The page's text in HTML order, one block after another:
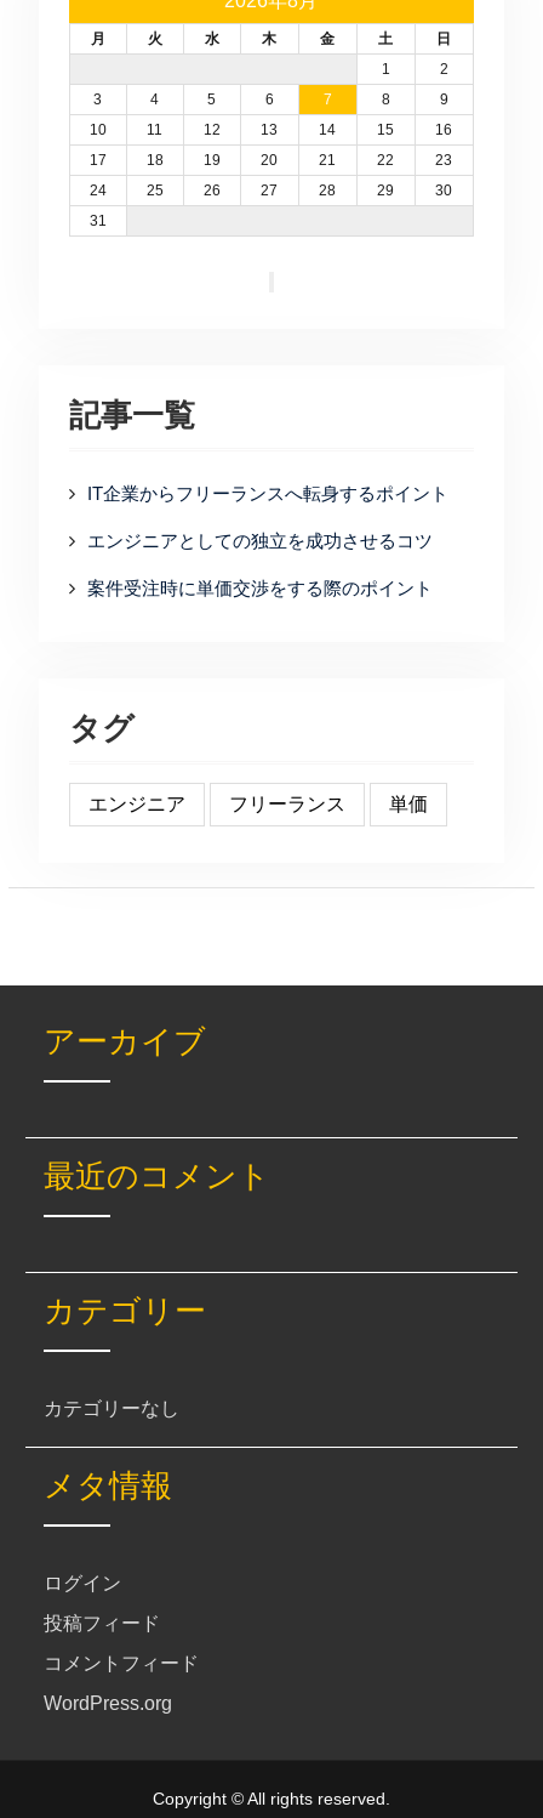
月 火 水 木 金 土
日
1
2
3
4 5 6 7 8
9
10
11 12 13 14 15
16
17
18 19 20 21 22
23
24
25 26 27 28 29
30
31
記事一覧
IT企業からフリーランスへ転身するポイント
エンジニアとしての独立を成功させるコツ
案件受注時に単価交渉をする際のポイント
タグ
エンジニア フリーランス 単価
アーカイブ
最近のコメント
カテゴリー
カテゴリーなし
メタ情報
ログイン
投稿フィード
コメントフィード
WordPress.org
Copyright © All rights reserved.